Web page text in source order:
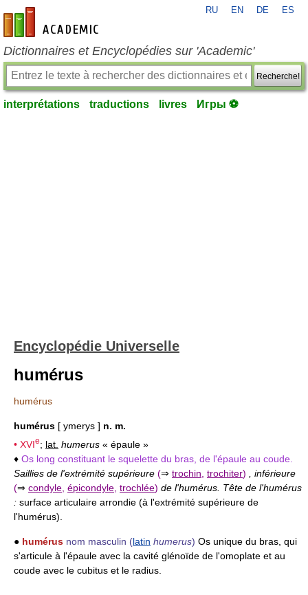
fr-academic.com
RU EN DE ES
Dictionnaires et Encyclopédies sur 'Academic'
Recherche!
interprétations traductions livres Игры ⚽
Encyclopédie Universelle
humérus
humérus
humérus [ ymerys ] n. m.
• XVIe; lat. humerus « épaule »
♦ Os long constituant le squelette du bras, de l'épaule au coude.
Saillies de l'extrémité supérieure (⇒ trochin trochiter) , inférieure
(⇒ condyle épicondyle trochlée) de l'humérus. Tête de l'humérus
: surface articulaire arrondie (à l'extrémité supérieure de
l'humérus).
● humérus nom masculin (latin humerus) Os unique du bras, qui
s'articule à l'épaule avec la cavité glénoïde de l'omoplate et au
coude avec le cubitus et le radius.